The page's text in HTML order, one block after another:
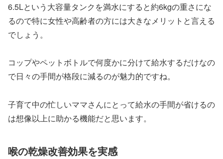
6.5Lという大容量タンクを満水にすると約6kgの重さにな
るので特に女性や高齢者の方には大きなメリットと言える
でしょう。
コップやペットボトルで何度かに分けて給水するだけなの
で日々の手間が格段に減るのが魅力的ですね。
子育て中の忙しいママさんにとって給水の手間が省けるの
は想像以上に助かる機能だと思います。
喉の乾燥改善効果を実感